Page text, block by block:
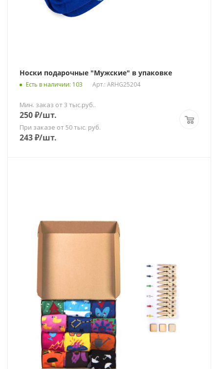
Носки подарочные "Мужские" в упаковке
Есть в наличии: 103 Арт.: ARHG25204
Мин. заказ от 3 тыс.руб..
250₽/шт.
При заказе от 50 тыс. руб.
243₽/шт.